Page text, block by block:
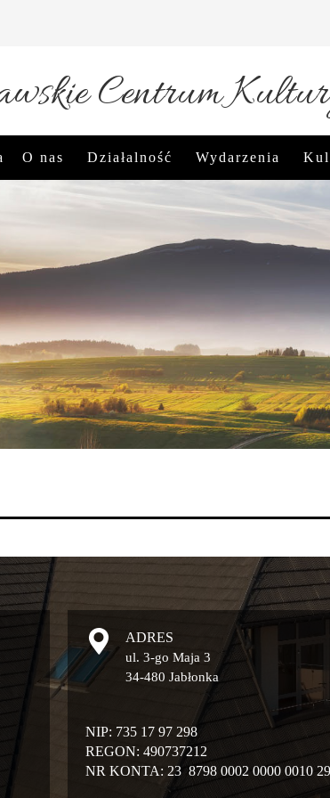
Centrum
O nas Działalność Wydarzenia
ADRES
ul. 3-go Maja 3
34-480 Jabłonka
NIP: 735 17 97 298
REGON: 490737212
NR KONTA: 23 8798 0002 0000 0010